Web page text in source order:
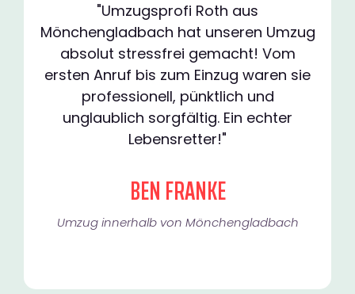
"Umzugsprofi Roth aus
Mönchengladbach hat unseren Umzug
absolut stressfrei gemacht! Vom
ersten Anruf bis zum Einzug waren sie
professionell, pünktlich und
unglaublich sorgfältig. Ein echter
Lebensretter!"
BEN FRANKE
Umzug innerhalb von Mönchengladbach​